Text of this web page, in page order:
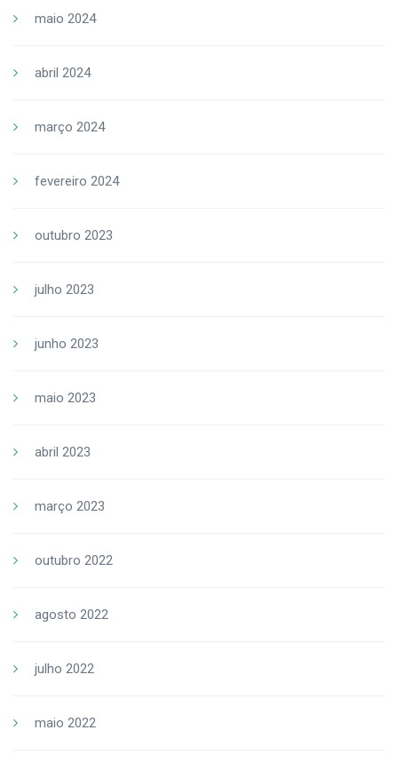
maio 2024
abril 2024
março 2024
fevereiro 2024
outubro 2023
julho 2023
junho 2023
maio 2023
abril 2023
março 2023
outubro 2022
agosto 2022
julho 2022
maio 2022